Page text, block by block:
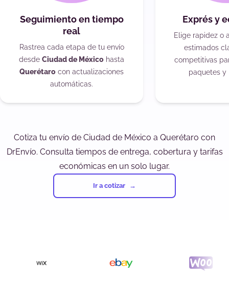
Seguimiento en tiempo
real
Rastrea cada etapa de tu envío
desde Ciudad de México hasta
Querétaro con actualizaciones
automáticas.
Exprés y
Elige rapidez o
estimados
competitivas
paquetes y
Cotiza tu envío de Ciudad de México a Querétaro con
DrEnvío. Consulta tiempos de entrega, cobertura y tarifas
económicas en un solo lugar.
Ir a cotizar